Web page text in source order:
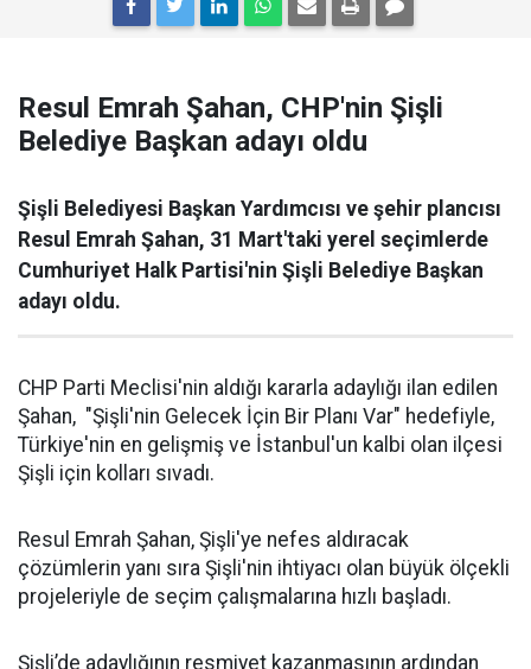
Resul Emrah Şahan, CHP'nin Şişli
Belediye Başkan adayı oldu
Şişli Belediyesi Başkan Yardımcısı ve şehir plancısı
Resul Emrah Şahan, 31 Mart'taki yerel seçimlerde
Cumhuriyet Halk Partisi'nin Şişli Belediye Başkan
adayı oldu.
CHP Parti Meclisi'nin aldığı kararla adaylığı ilan edilen
Şahan, "Şişli'nin Gelecek İçin Bir Planı Var" hedefiyle,
Türkiye'nin en gelişmiş ve İstanbul'un kalbi olan ilçesi
Şişli için kolları sıvadı.
Resul Emrah Şahan, Şişli'ye nefes aldıracak
çözümlerin yanı sıra Şişli'nin ihtiyacı olan büyük ölçekli
projeleriyle de seçim çalışmalarına hızlı başladı.
Şişli’de adaylığının resmiyet kazanmasının ardından